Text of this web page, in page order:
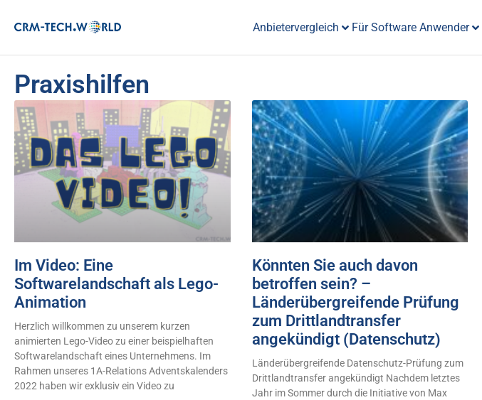
Anbietervergleich Für Software Anwender
Praxishilfen
Im Video: Eine
Softwarelandschaft als Lego-
Animation
Herzlich willkommen zu unserem kurzen
animierten Lego-Video zu einer beispielhaften
Softwarelandschaft eines Unternehmens. Im
Rahmen unseres 1A-Relations Adventskalenders
2022 haben wir exklusiv ein Video zu
Könnten Sie auch davon
betroffen sein? –
Länderübergreifende Prüfung
zum Drittlandtransfer
angekündigt (Datenschutz)
Länderübergreifende Datenschutz-Prüfung zum
Drittlandtransfer angekündigt Nachdem letztes
Jahr im Sommer durch die Initiative von Max